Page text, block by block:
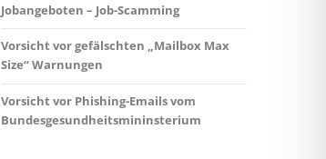
Jobangeboten – Job-Scamming
Vorsicht vor gefälschten „Mailbox Max
Size“ Warnungen
Vorsicht vor Phishing-Emails vom
Bundesgesundheitsmininsterium